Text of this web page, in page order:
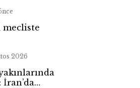
mecliste
2026